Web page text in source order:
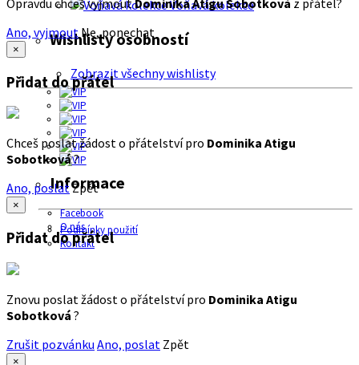
Voňavá kolekce
Wishlisty osobností
Zobrazit všechny wishlisty
Informace
Facebook
O nás
Podmínky použití
Kontakt
Ano, vyjmout Ne, ponechat
×
Přidat do přátel
Chceš poslat žádost o přátelství pro Dominika Atigu
Sobotková?
Ano, poslatZpět
×
Přidat do přátel
Znovu poslat žádost o přátelství pro Dominika Atigu
Sobotková ?
Zrušit pozvánku Ano, poslat Zpět
×